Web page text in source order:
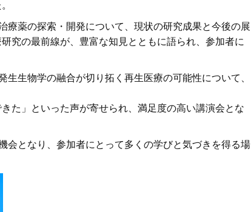
療薬の探索・開発について、現状の研究成果と今後の展
究の最前線が、豊富な知見とともに語られ、参加者に
生物学の融合が切り拓く再生医療の可能性について、
た」といった声が寄せられ、満足度の高い講演会とな
会となり、参加者にとって多くの学びと気づきを得る場